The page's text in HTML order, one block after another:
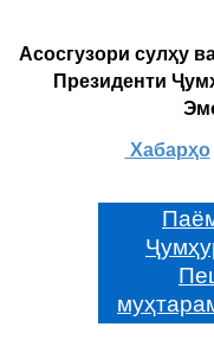
Асосгузори сулҳу
Президенти
Хабарҳо